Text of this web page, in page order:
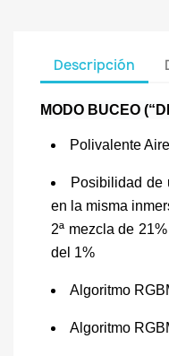
Descripción
MODO BUCEO
Polivalente
Posibilidad de
en la misma
2ª mezcla de
del 1%
Algoritmo
Algoritmo